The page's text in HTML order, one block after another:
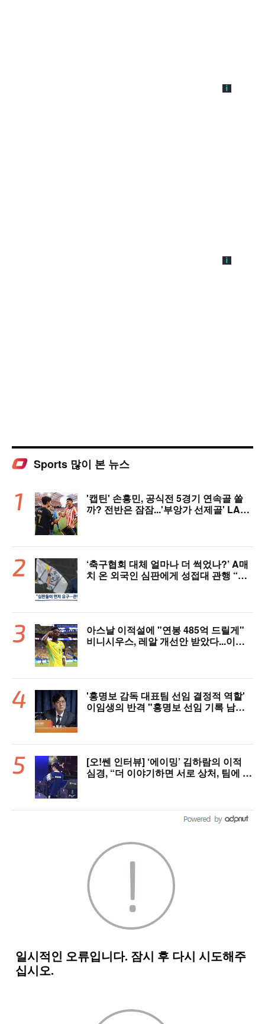
Sports 많이 본 뉴스
'캡틴' 손흥민, 공식전 5경기 연속골 쏠
까? 전반은 잠잠...'부앙가 선제골' LAF
‘축구협회 대체 얼마나 더 썩었나?’ A매
치 온 외국인 심판에게 성접대 관행 “그
아스날 이적설에 "연봉 485억 드릴게"
비니시우스, 레알 개선안 받았다...이제
'홍명보 감독 대표팀 선임 결정적 역할'
이임생의 반격 "홍명보 선임 기록 남아
[오!쎈 인터뷰] ‘에이밍’ 김하람의 이적
심경, “더 이야기하면 서로 상처, 팀에 피